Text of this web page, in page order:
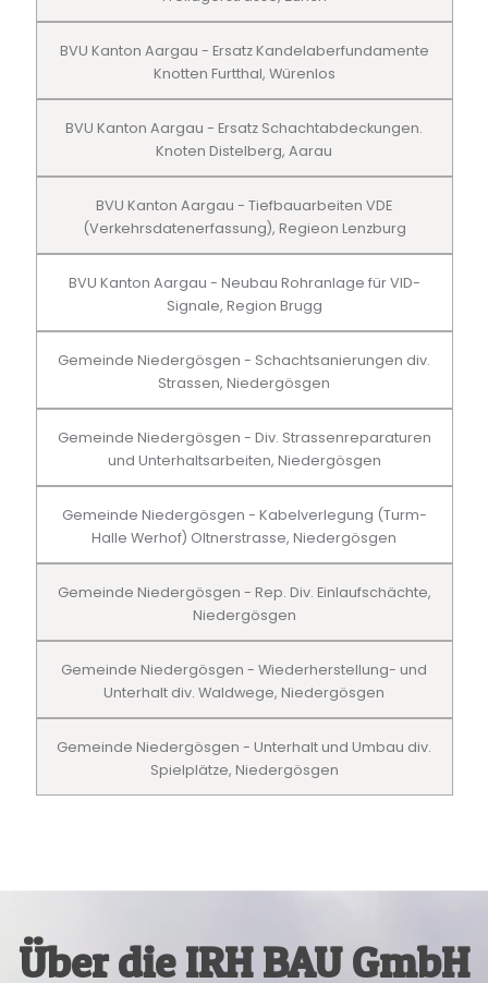
BVU Kanton Aargau - Ersatz Kandelaberfundamente
Knotten Furtthal, Würenlos
BVU Kanton Aargau - Ersatz Schachtabdeckungen.
Knoten Distelberg, Aarau
BVU Kanton Aargau - Tiefbauarbeiten VDE
(Verkehrsdatenerfassung), Regieon Lenzburg
BVU Kanton Aargau - Neubau Rohranlage für VID-
Signale, Region Brugg
Gemeinde Niedergösgen - Schachtsanierungen div.
Strassen, Niedergösgen
Gemeinde Niedergösgen - Div. Strassenreparaturen
und Unterhaltsarbeiten, Niedergösgen
Gemeinde Niedergösgen - Kabelverlegung (Turm-
Halle Werhof) Oltnerstrasse, Niedergösgen
Gemeinde Niedergösgen - Rep. Div. Einlaufschächte,
Niedergösgen
Gemeinde Niedergösgen - Wiederherstellung- und
Unterhalt div. Waldwege, Niedergösgen
Gemeinde Niedergösgen - Unterhalt und Umbau div.
Spielplätze, Niedergösgen
Über die IRH BAU GmbH